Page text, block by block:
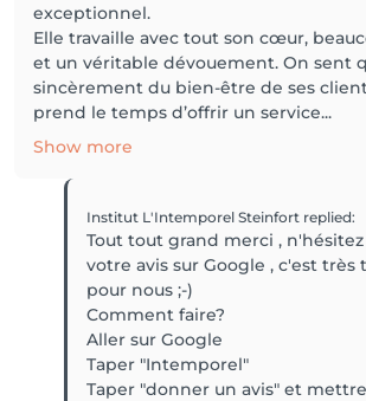
exceptionnel.
Elle travaille avec tout son cœur,
et un véritable dévouement. On sent
sincèrement du bien-être de ses
prend le temps d’offrir un service...
Show more
Institut L'Intemporel Steinfort replied:
Tout tout grand merci ,
votre avis sur Google , c'est
pour nous ;-)
Comment faire?
Aller sur Google
Taper "Intemporel"
Taper "donner un avis" et